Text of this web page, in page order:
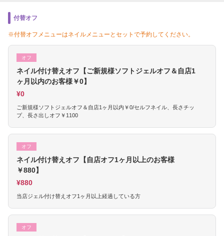
付替オフ
※付替オフメニューはネイルメニューとセットで予約してください。
オフ
ネイル付け替えオフ【ご新規様ソフトジェルオフ＆自店1
ヶ月以内のお客様￥0】
¥0
ご新規様ソフトジェルオフ＆自店1ヶ月以内￥0/セルフネイル、長さチッ
プ、長さ出しオフ￥1100
オフ
ネイル付け替えオフ【自店オフ1ヶ月以上のお客様
￥880】
¥880
当店ジェル付け替えオフ1ヶ月以上経過している方
オフ